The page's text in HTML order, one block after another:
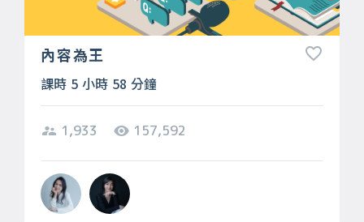
內容為王
課時 5 小時 58 分鐘
1,933 157,592